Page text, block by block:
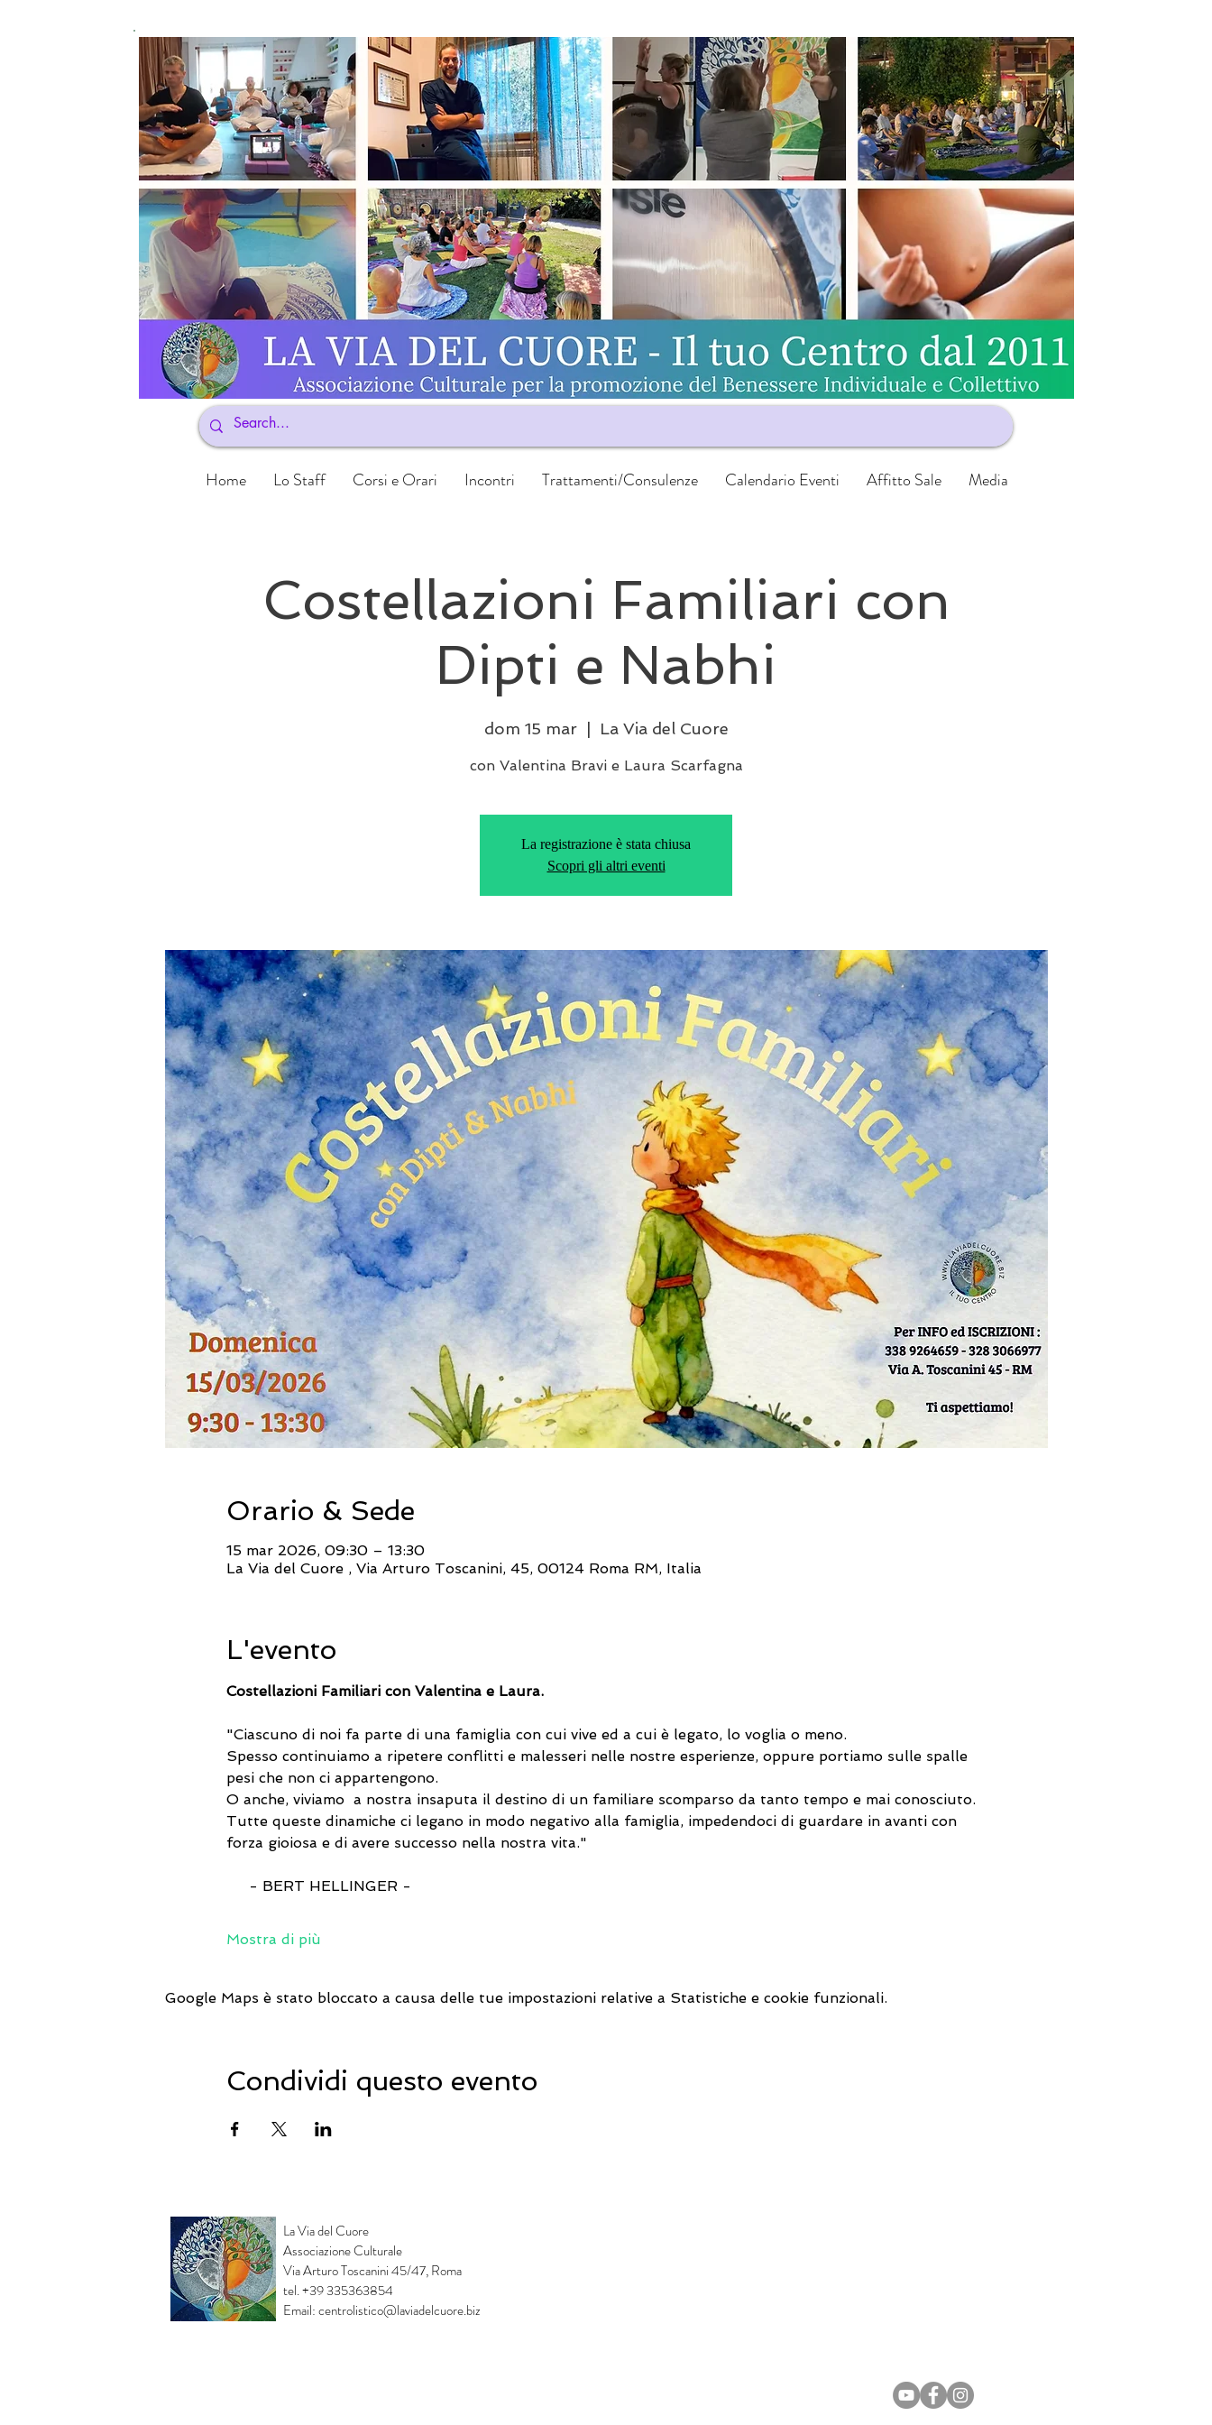
Home Lo Staff Corsi e Orari Incontri Trattamenti/Consulenze Calendario Eventi Affitto Sale Media
Costellazioni Familiari con
Dipti e Nabhi
dom 15 mar
  |
La Via del Cuore
con Valentina Bravi e Laura Scarfagna
La registrazione è stata chiusa
Scopri gli altri eventi
Orario & Sede
15 mar 2026, 09:30 – 13:30
La Via del Cuore , Via Arturo Toscanini, 45, 00124 Roma RM, Italia
L'evento
Costellazioni Familiari con Valentina e Laura.
"Ciascuno di noi fa parte di una famiglia con cui vive ed a cui è legato, lo voglia o meno.
Spesso continuiamo a ripetere conflitti e malesseri nelle nostre esperienze, oppure portiamo sulle spalle
pesi che non ci appartengono.
O anche, viviamo  a nostra insaputa il destino di un familiare scomparso da tanto tempo e mai conosciuto.
Tutte queste dinamiche ci legano in modo negativo alla famiglia, impedendoci di guardare in avanti con
forza gioiosa e di avere successo nella nostra vita."
     - BERT HELLINGER -
Mostra di più
Google Maps è stato bloccato a causa delle tue impostazioni relative a Statistiche e cookie funzionali.
Condividi questo evento
La Via del Cuore
Associazione Culturale
Via Arturo Toscanini 45/47, Roma
tel. +39 335363854
Email:centrolistico@laviadelcuore.biz